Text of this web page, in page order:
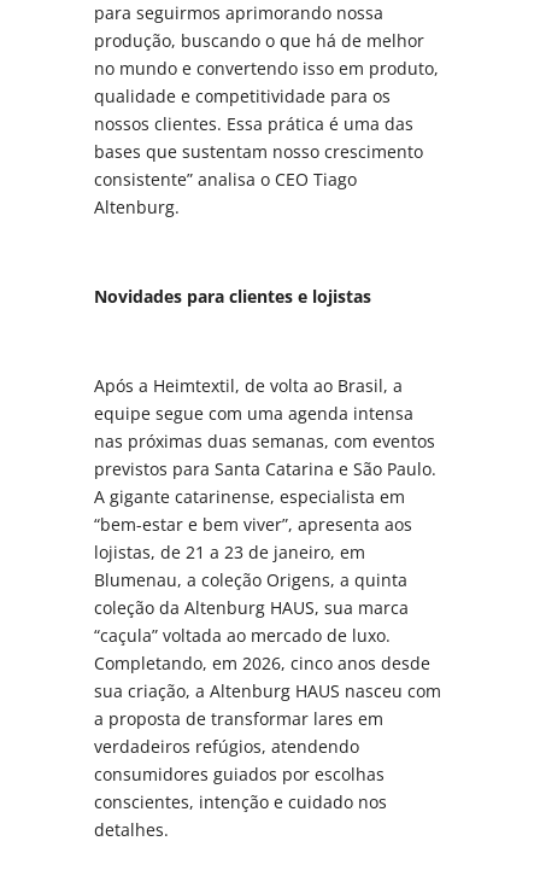
para seguirmos aprimorando nossa
produção, buscando o que há de melhor
no mundo e convertendo isso em produto,
qualidade e competitividade para os
nossos clientes. Essa prática é uma das
bases que sustentam nosso crescimento
consistente” analisa o CEO Tiago
Altenburg.
Novidades para clientes e lojistas
Após a Heimtextil, de volta ao Brasil, a
equipe segue com uma agenda intensa
nas próximas duas semanas, com eventos
previstos para Santa Catarina e São Paulo.
A gigante catarinense, especialista em
“bem-estar e bem viver”, apresenta aos
lojistas, de 21 a 23 de janeiro, em
Blumenau, a coleção Origens, a quinta
coleção da Altenburg HAUS, sua marca
“caçula” voltada ao mercado de luxo.
Completando, em 2026, cinco anos desde
sua criação, a Altenburg HAUS nasceu com
a proposta de transformar lares em
verdadeiros refúgios, atendendo
consumidores guiados por escolhas
conscientes, intenção e cuidado nos
detalhes.